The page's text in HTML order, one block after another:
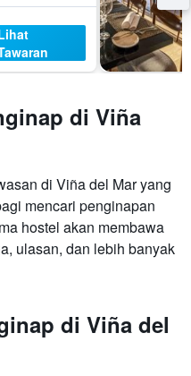
di Viña
di Viña del Mar yang
mencari penginapan
hostel akan membawa
ulasan, dan lebih banyak
di Viña del